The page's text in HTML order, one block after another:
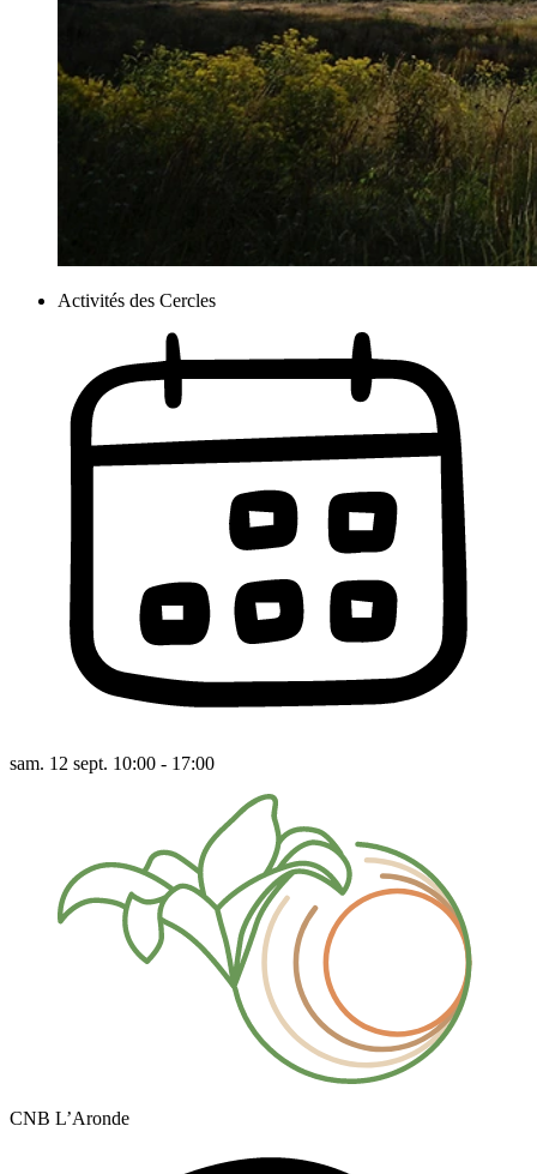
Activités des Cercles
sam. 12 sept. 10:00 - 17:00
CNB L’Aronde